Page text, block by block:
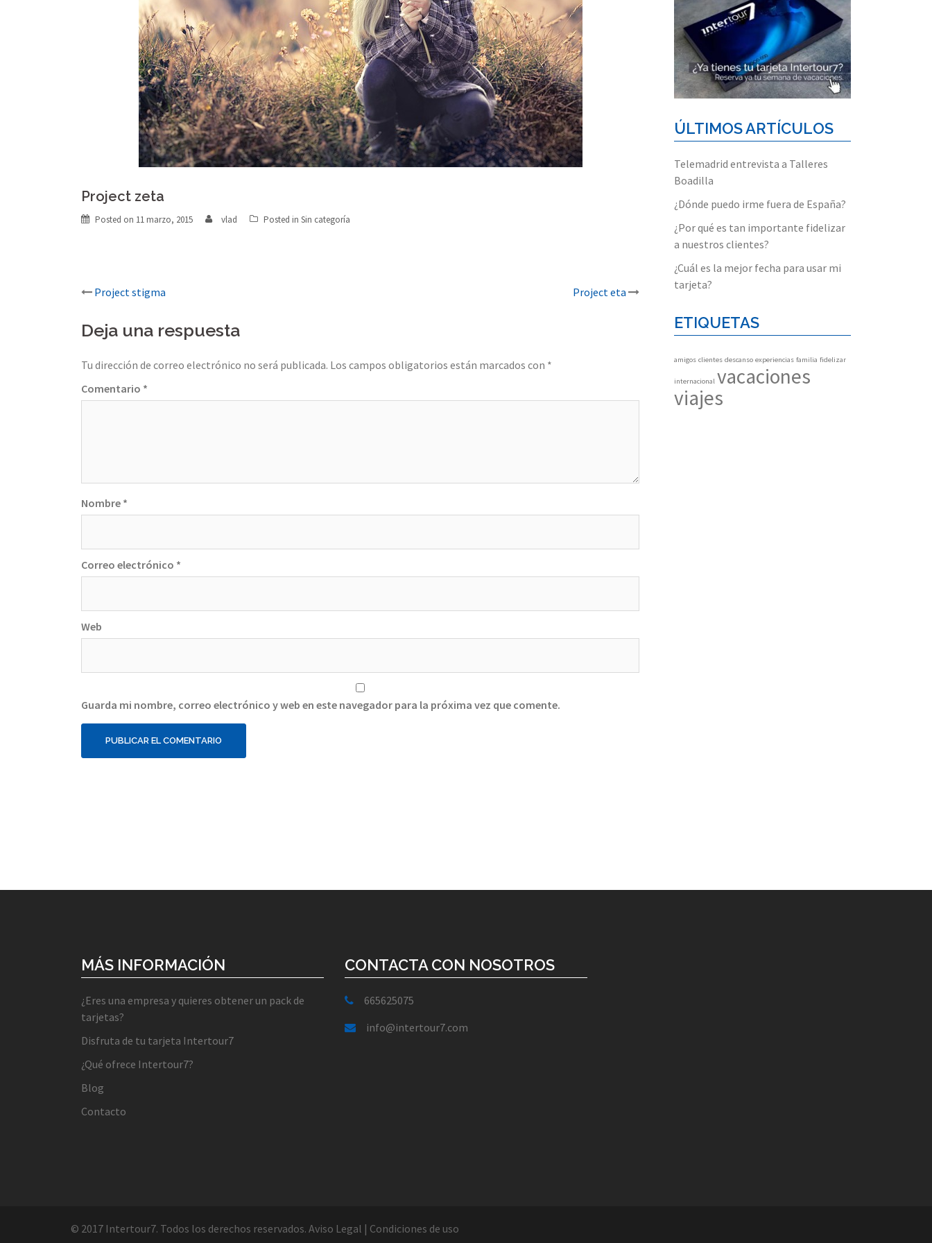
Project zeta
Posted on 11 marzo, 2015 vlad Posted in Sin categoría
Post
navigation
Project stigma Project eta
Deja una respuesta
Tu dirección de correo electrónico no será publicada. Los campos obligatorios están marcados con *
Comentario *
Nombre *
Correo electrónico *
Web
Guarda mi nombre, correo electrónico y web en este navegador para la próxima vez que comente.
ÚLTIMOS ARTÍCULOS
Telemadrid entrevista a Talleres
Boadilla
¿Dónde puedo irme fuera de España?
¿Por qué es tan importante fidelizar
a nuestros clientes?
¿Cuál es la mejor fecha para usar mi
tarjeta?
ETIQUETAS
amigos clientes descanso experiencias familia fidelizar
internacional vacaciones
viajes
MÁS INFORMACIÓN
¿Eres una empresa y quieres obtener un pack de
tarjetas?
Disfruta de tu tarjeta Intertour7
¿Qué ofrece Intertour7?
Blog
Contacto
CONTACTA CON NOSOTROS
665625075
info@intertour7.com
© 2017 Intertour7. Todos los derechos reservados. Aviso Legal | Condiciones de uso